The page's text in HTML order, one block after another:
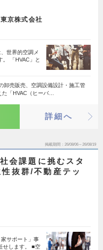
京株式会社
世界的空調メ
。 「HVAC」と
卸売販売、空調設備設計・施工管
「HVAC（ヒーバ…
詳細へ
掲載期間 26/08/06～26/08/19
会課題に挑むスタ
抜群/不動産テッ
サポート」事
せします。 ■空